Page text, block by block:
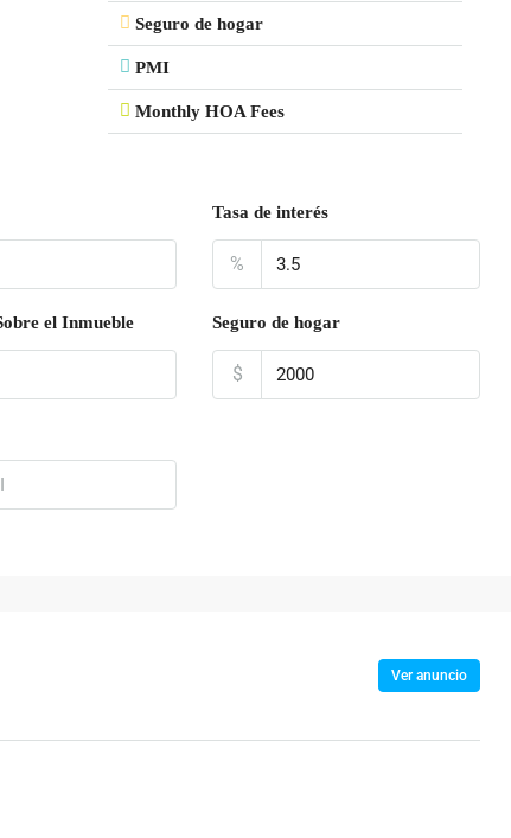
Seguro de hogar
PMI
Monthly HOA Fees
Tasa de interés
%
el Inmueble Seguro de hogar
$
Ver anuncio